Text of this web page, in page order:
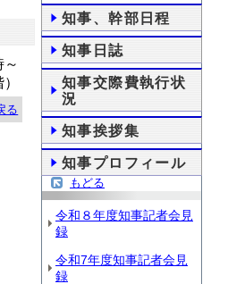
る
知事、幹部日程
知事日誌
知事交際費執行状
況
知事挨拶集
知事プロフィール
もどる
令和８年度知事記者会見
録
令和7年度知事記者会見
録